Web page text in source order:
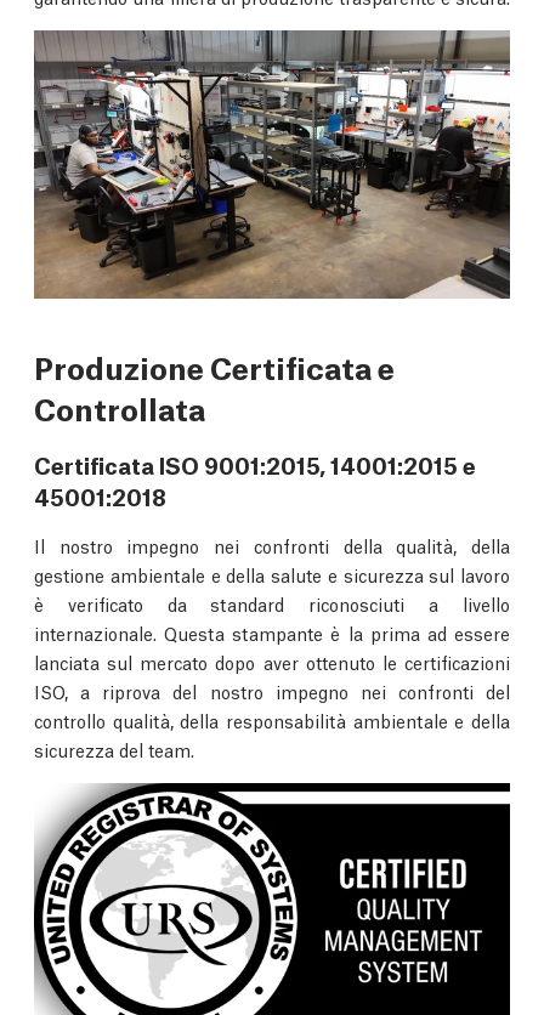
Produzione Certificata e
Controllata
Certificata ISO 9001:2015, 14001:2015 e
45001:2018
Il nostro impegno nei confronti della qualità, della
gestione ambientale e della salute e sicurezza sul lavoro
è verificato da standard riconosciuti a livello
internazionale. Questa stampante è la prima ad essere
lanciata sul mercato dopo aver ottenuto le certificazioni
ISO, a riprova del nostro impegno nei confronti del
controllo qualità, della responsabilità ambientale e della
sicurezza del team.